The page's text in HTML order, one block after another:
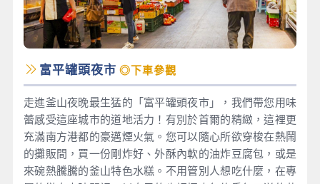
富平罐頭夜市 ◎下車參觀
走進釜山夜晚最生猛的「富平罐頭夜市」，我們帶您用味
蕾感受這座城市的道地活力！有別於首爾的精緻，這裡更
充滿南方港都的豪邁煙火氣。您可以隨心所欲穿梭在熱鬧
的攤販間，買一份剛炸好、外酥內軟的油炸豆腐包，或是
來碗熱騰騰的釜山特色水糕。不用管別人想吃什麼，在專